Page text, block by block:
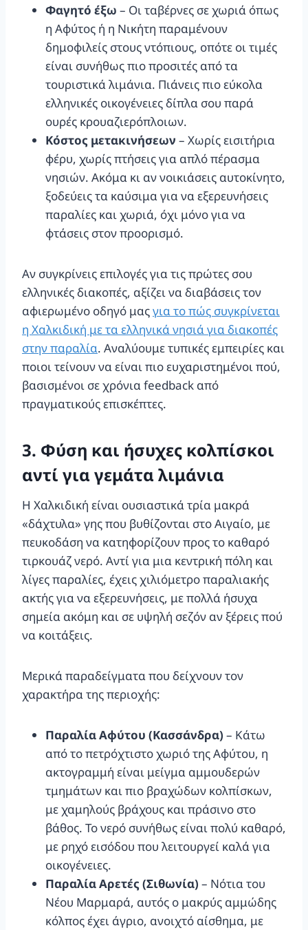
Φαγητό έξω – Οι ταβέρνες σε χωριά όπως
η Αφύτος ή η Νικήτη παραμένουν
δημοφιλείς στους ντόπιους, οπότε οι τιμές
είναι συνήθως πιο προσιτές από τα
τουριστικά λιμάνια. Πιάνεις πιο εύκολα
ελληνικές οικογένειες δίπλα σου παρά
ουρές κρουαζιερόπλοιων.
Κόστος μετακινήσεων – Χωρίς εισιτήρια
φέρυ, χωρίς πτήσεις για απλό πέρασμα
νησιών. Ακόμα κι αν νοικιάσεις αυτοκίνητο,
ξοδεύεις τα καύσιμα για να εξερευνήσεις
παραλίες και χωριά, όχι μόνο για να
φτάσεις στον προορισμό.
Αν συγκρίνεις επιλογές για τις πρώτες σου
ελληνικές διακοπές, αξίζει να διαβάσεις τον
αφιερωμένο οδηγό μαςγια το πώς συγκρίνεται
η Χαλκιδική με τα ελληνικά νησιά για διακοπές
στην παραλία. Αναλύουμε τυπικές εμπειρίες και
ποιοι τείνουν να είναι πιο ευχαριστημένοι πού,
βασισμένοι σε χρόνια feedback από
πραγματικούς επισκέπτες.
3. Φύση και ήσυχες κολπίσκοι
αντί για γεμάτα λιμάνια
Η Χαλκιδική είναι ουσιαστικά τρία μακρά
«δάχτυλα» γης που βυθίζονται στο Αιγαίο, με
πευκοδάση να κατηφορίζουν προς το καθαρό
τιρκουάζ νερό. Αντί για μια κεντρική πόλη και
λίγες παραλίες, έχεις χιλιόμετρο παραλιακής
ακτής για να εξερευνήσεις, με πολλά ήσυχα
σημεία ακόμη και σε υψηλή σεζόν αν ξέρεις πού
να κοιτάξεις.
Μερικά παραδείγματα που δείχνουν τον
χαρακτήρα της περιοχής:
Παραλία Αφύτου (Κασσάνδρα) – Κάτω
από το πετρόχτιστο χωριό της Αφύτου, η
ακτογραμμή είναι μείγμα αμμουδερών
τμημάτων και πιο βραχώδων κολπίσκων,
με χαμηλούς βράχους και πράσινο στο
βάθος. Το νερό συνήθως είναι πολύ καθαρό,
με ρηχό εισόδου που λειτουργεί καλά για
οικογένειες.
Παραλία Αρετές (Σιθωνία) – Νότια του
Νέου Μαρμαρά, αυτός ο μακρύς αμμώδης
κόλπος έχει άγριο, ανοιχτό αίσθημα, με